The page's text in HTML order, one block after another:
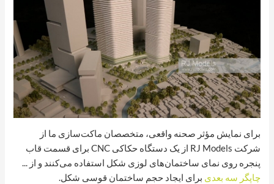
برای نمایش مؤثر صحنه واقعی، متخصصان ماکت‌سازی ما از
شرکت RJ Models از یک دستگاه حکاکی CNC برای قسمت قاب
پنجره روی نمای ساختمان‌های لوزی شکل استفاده می‌کنند و از ...
چاپگر سه بعدی برای ایجاد حجم ساختمان قوسی شکل.